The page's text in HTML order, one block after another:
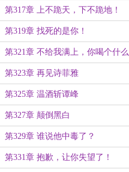
第317章 上不跪天，下不跪地！
第319章 找死的是你！
第321章 不给我满上，你喝个什么
劲啊？
第323章 再见诗菲雅
第325章 温酒斩谭峰
第327章 颠倒黑白
第329章 谁说他中毒了？
第331章 抱歉，让你失望了！